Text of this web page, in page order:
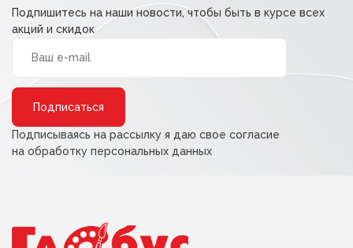
Подпишитесь на наши новости, чтобы быть в курсе всех
акций и скидок
Подписываясь на рассылку я даю свое согласие
на обработку персональных данных